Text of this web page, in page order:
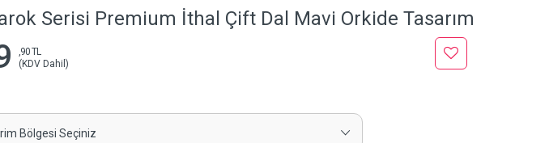
Serisi Premium İthal Çift Dal Mavi Orkide Tasarım
,90 TL
(KDV Dahil)
Bölgesi Seçiniz